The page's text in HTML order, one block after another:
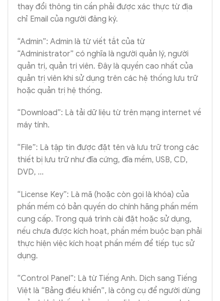
thay đổi thông tin cần phải được xác thực từ địa
chỉ Email của người đăng ký.
“Admin”: Admin là từ viết tắt của từ
“Administrator” có nghĩa là người quản lý, người
quản trị, quản trị viên. Đây là quyền cao nhất của
quản trị viên khi sử dụng trên các hệ thống lưu trữ
hoặc quản trị hệ thống.
“Download”: Là tải dữ liệu từ trên mạng internet về
máy tính.
“File”: Là tập tin được đặt tên và lưu trữ trong các
thiết bị lưu trữ như đĩa cứng, đĩa mềm, USB, CD,
DVD, …
“License Key”: Là mã (hoặc còn gọi là khóa) của
phần mềm có bản quyền do chính hãng phần mềm
cung cấp. Trong quá trình cài đặt hoặc sử dụng,
nếu chưa được kích hoạt, phần mềm buộc bạn phải
thực hiện việc kích hoạt phần mềm để tiếp tục sử
dụng.
“Control Panel”: Là từ Tiếng Anh. Dịch sang Tiếng
Việt là “Bảng điều khiển”, là công cụ để người dùng